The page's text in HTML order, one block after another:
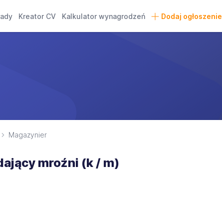
Kreator CV Kalkulator wynagrodzeń Dodaj ogłoszenie
Magazynier
mroźni (k / m)